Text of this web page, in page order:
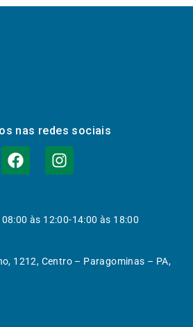
nas redes sociais
às 12:00-14:00 às 18:00
1212, Centro – Paragominas – PA,